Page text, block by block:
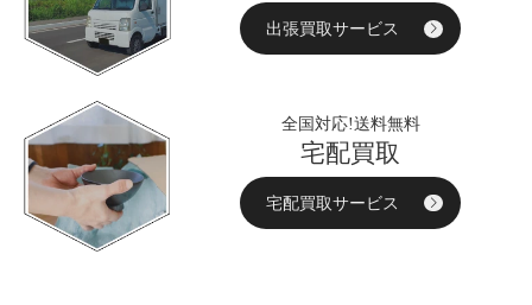
出張買取サービス
全国対応!送料無料
宅配買取
宅配買取サービス